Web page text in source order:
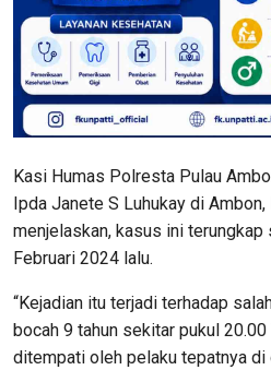
Kasi Humas Polresta Pulau
Ipda Janete S Luhukay di
menjelaskan, kasus ini terungkap
Februari 2024 lalu.
“Kejadian itu terjadi terhadap
bocah 9 tahun sekitar pukul
ditempati oleh pelaku tepatnya di